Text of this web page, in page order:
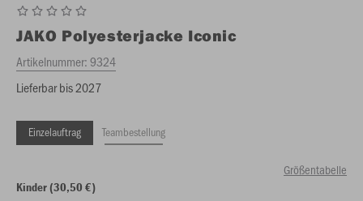
JAKO Polyesterjacke Iconic
Artikelnummer:9324
Lieferbar bis 2027
Einzelauftrag Teambestellung
Größentabelle
Kinder (30,50 €)